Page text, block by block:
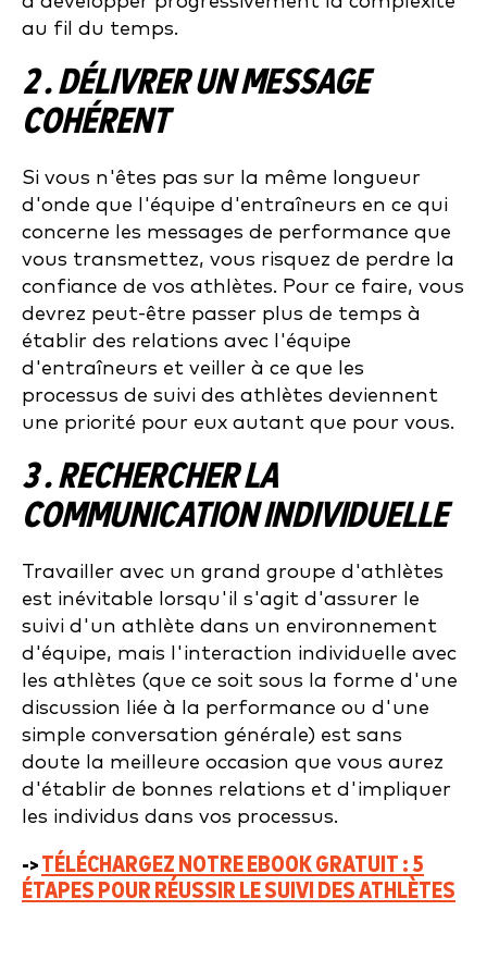
au fil du temps.
2 . DÉLIVRER UN MESSAGE
COHÉRENT
Si vous n'êtes pas sur la même longueur
d'onde que l'équipe d'entraîneurs en ce qui
concerne les messages de performance que
vous transmettez, vous risquez de perdre la
confiance de vos athlètes. Pour ce faire, vous
devrez peut-être passer plus de temps à
établir des relations avec l'équipe
d'entraîneurs et veiller à ce que les
processus de suivi des athlètes deviennent
une priorité pour eux autant que pour vous.
3 . RECHERCHER LA
COMMUNICATION INDIVIDUELLE
Travailler avec un grand groupe d'athlètes
est inévitable lorsqu'il s'agit d'assurer le
suivi d'un athlète dans un environnement
d'équipe, mais l'interaction individuelle avec
les athlètes (que ce soit sous la forme d'une
discussion liée à la performance ou d'une
simple conversation générale) est sans
doute la meilleure occasion que vous aurez
d'établir de bonnes relations et d'impliquer
les individus dans vos processus.
->TÉLÉCHARGEZ NOTRE EBOOK GRATUIT : 5
ÉTAPES POUR RÉUSSIR LE SUIVI DES ATHLÈTES